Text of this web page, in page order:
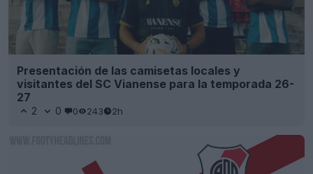
Presentación de las camisetas locales y
visitantes del SC Vianense para la temporada 26-
27
2 0 0 243 2h